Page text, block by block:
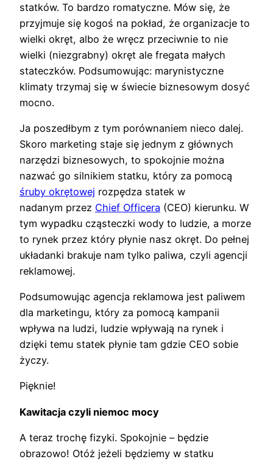
statków. To bardzo romatyczne. Mów się, że
przyjmuje się kogoś na pokład, że organizacje to
wielki okręt, albo że wręcz przeciwnie to nie
wielki (niezgrabny) okręt ale fregata małych
stateczków. Podsumowując: marynistyczne
klimaty trzymaj się w świecie biznesowym dosyć
mocno.
Ja poszedłbym z tym porównaniem nieco dalej.
Skoro marketing staje się jednym z głównych
narzędzi biznesowych, to spokojnie można
nazwać go silnikiem statku, który za pomocą
śruby okrętowej rozpędza statek w
nadanym przez Chief Officera (CEO) kierunku. W
tym wypadku cząsteczki wody to ludzie, a morze
to rynek przez który płynie nasz okręt. Do pełnej
układanki brakuje nam tylko paliwa, czyli agencji
reklamowej.
Podsumowując agencja reklamowa jest paliwem
dla marketingu, który za pomocą kampanii
wpływa na ludzi, ludzie wpływają na rynek i
dzięki temu statek płynie tam gdzie CEO sobie
życzy.
Pięknie!
Kawitacja czyli niemoc mocy
A teraz trochę fizyki. Spokojnie – będzie
obrazowo! Otóż jeżeli będziemy w statku